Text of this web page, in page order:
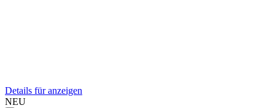
Details für anzeigen
NEU